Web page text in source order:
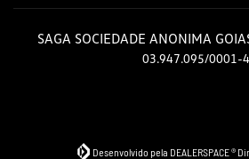
SAGA SOCIEDADE ANONIMA
03.947.095/0001-
Desenvolvido pela DEALERSPACE ®